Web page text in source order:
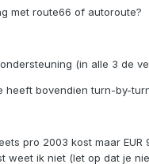
met route66 of autoroute?
(in alle 3 de
heeft bovendien turn-by-
pro 2003 kost maar EUR
weet ik niet (let op dat je